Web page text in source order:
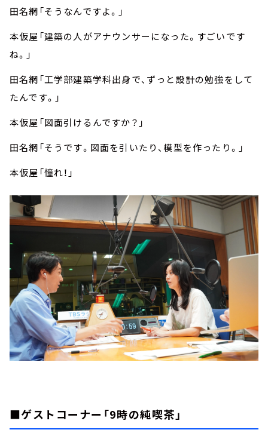
田名網「そうなんですよ。」
本仮屋「建築の人がアナウンサーになった。すごいです
ね。」
田名網「工学部建築学科出身で、ずっと設計の勉強をして
たんです。」
本仮屋「図面引けるんですか？」
田名網「そうです。図面を引いたり、模型を作ったり。」
本仮屋「憧れ！」
■ゲストコーナー「9時の純喫茶」